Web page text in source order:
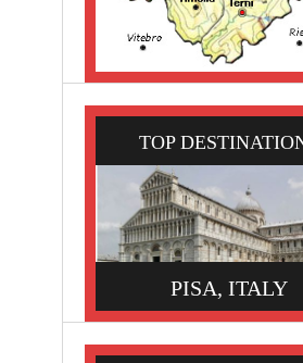
TOP
PISA, ITALY